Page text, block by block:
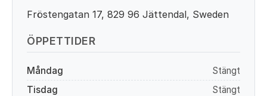
Fröstengatan 17, 829 96 Jättendal, Sweden
ÖPPETTIDER
Måndag
Stängt
Tisdag
Stängt